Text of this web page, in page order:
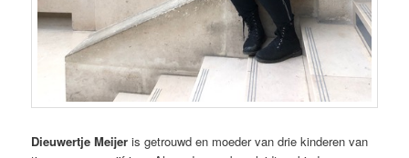
Dieuwertje Meijer is getrouwd en moeder van drie kinderen van